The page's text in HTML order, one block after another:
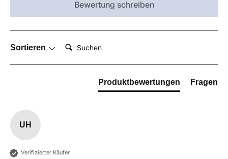
Bewertung schreiben
Sortieren Suchen:
Produktbewertungen Fragen
UH
Verifizierter Käufer